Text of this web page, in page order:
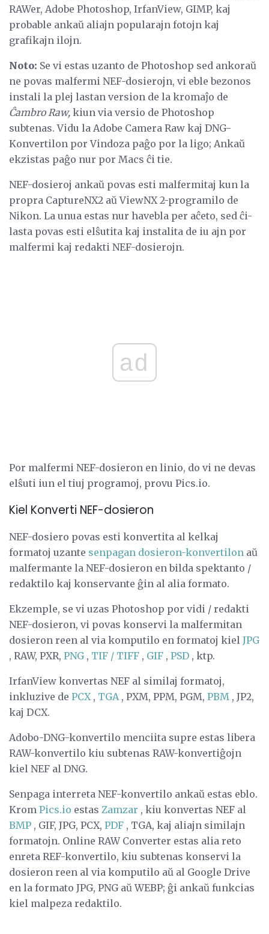
RAWer, Adobe Photoshop, IrfanView, GIMP, kaj
probable ankaŭ aliajn popularajn fotojn kaj
grafikajn ilojn.
Noto: Se vi estas uzanto de Photoshop sed ankoraŭ
ne povas malfermi NEF-dosierojn, vi eble bezonos
instali la plej lastan version de la kromaĵo de
Ĉambro Raw, kiun via versio de Photoshop
subtenas. Vidu la Adobe Camera Raw kaj DNG-
Konvertilon por Vindoza paĝo por la ligo; Ankaŭ
ekzistas paĝo nur por Macs ĉi tie.
NEF-dosieroj ankaŭ povas esti malfermitaj kun la
propra CaptureNX2 aŭ ViewNX 2-programilo de
Nikon. La unua estas nur havebla per aĉeto, sed ĉi-
lasta povas esti elŝutita kaj instalita de iu ajn por
malfermi kaj redakti NEF-dosierojn.
ad
Por malfermi NEF-dosieron en linio, do vi ne devas
elŝuti iun el tiuj programoj, provu Pics.io.
Kiel Konverti NEF-dosieron
NEF-dosiero povas esti konvertita al kelkaj
formatoj uzante senpagan dosieron-konvertilon aŭ
malfermante la NEF-dosieron en bilda spektanto /
redaktilo kaj konservante ĝin al alia formato.
Ekzemple, se vi uzas Photoshop por vidi / redakti
NEF-dosieron, vi povas konservi la malfermitan
dosieron reen al via komputilo en formatoj kiel JPG
, RAW, PXR, PNG , TIF / TIFF , GIF , PSD , ktp.
IrfanView konvertas NEF al similaj formatoj,
inkluzive de PCX, TGA, PXM, PPM, PGM, PBM , JP2,
kaj DCX.
Adobo-DNG-konvertilo menciita supre estas libera
RAW-konvertilo kiu subtenas RAW-konvertiĝojn
kiel NEF al DNG.
Senpaga interreta NEF-konvertilo ankaŭ estas eblo.
Krom Pics.io estas Zamzar , kiu konvertas NEF al
BMP , GIF, JPG, PCX, PDF , TGA, kaj aliajn similajn
formatojn. Online RAW Converter estas alia reto
enreta REF-konvertilo, kiu subtenas konservi la
dosieron reen al via komputilo aŭ al Google Drive
en la formato JPG, PNG aŭ WEBP; ĝi ankaŭ funkcias
kiel malpeza redaktilo.